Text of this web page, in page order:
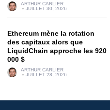
ARTHUR CARLIER
JUILLET 30, 2026
Ethereum mène la rotation
des capitaux alors que
LiquidChain approche les 920
000 $
ARTHUR CARLIER
JUILLET 28, 2026